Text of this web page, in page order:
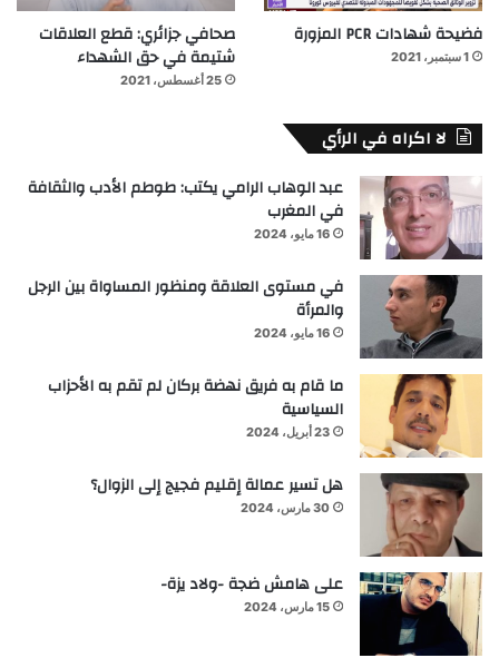
فضيحة شهادات PCR المزورة
1 سبتمبر، 2021
صحافي جزائري: قطع العلاقات
شتيمة في حق الشهداء
25 أغسطس، 2021
لا اكراه في الرأي
عبد الوهاب الرامي يكتب: طوطم الأدب والثقافة
في المغرب
16 مايو، 2024
في مستوى العلاقة ومنظور المساواة بين الرجل
والمرأة
16 مايو، 2024
ما قام به فريق نهضة بركان لم تقم به الأحزاب
السياسية
23 أبريل، 2024
هل تسير عمالة إقليم فجيج إلى الزوال؟
30 مارس، 2024
على هامش ضجة -ولاد يزة-
15 مارس، 2024